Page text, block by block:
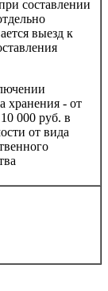
составлении
выезд к
хранения - от
000 руб. в
от вида